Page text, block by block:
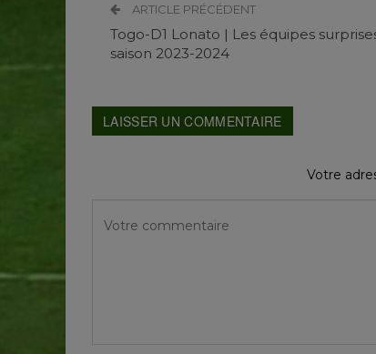
ARTICLE PRÉCÉDENT
Togo-D1 Lonato | Les équipes
saison 2023-2024
LAISSER UN COMMENTAIRE
Votre